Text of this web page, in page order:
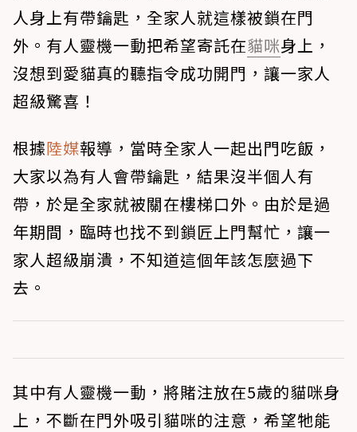
人身上有帶鑰匙，全家人就這樣被鎖在門
外。有人靈機一動把希望寄託在貓咪身上，
沒想到愛貓真的聽指令成功開門，讓一家人
超級驚喜！
根據陸媒報導，當時全家人一起出門吃飯，
大家以為有人會帶鑰匙，結果沒半個人有
帶，於是全家就被關在樓梯口外。由於是過
年期間，臨時也找不到鎖匠上門幫忙，讓一
家人超級崩潰，不知道這個年該怎麼過下
去。
其中有人靈機一動，將賭注放在5歲的貓咪身
上，不斷在門外吸引貓咪的注意，希望牠能